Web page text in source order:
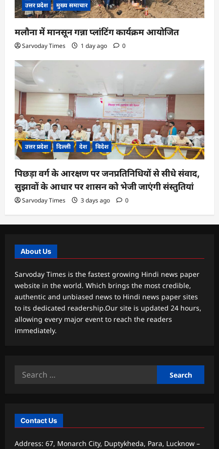
उत्तर प्रदेश मुख्य समाचार
मलौना में मानसून गन्ना प्लांटिंग कार्यक्रम आयोजित
Sarvoday Times 1 day ago 0
उत्तर प्रदेश दिल्ली देश विदेश
पिछड़ा वर्ग के आरक्षण पर जनप्रतिनिधियों से सीधे संवाद,
सुझावों के आधार पर शासन को भेजी जाएंगी संस्तुतियां
Sarvoday Times 3 days ago 0
About Us
Sarvoday Times is the fastest growing Hindi news paper
website in the world. Which brings the most credible,
authentic and unbiased news to Hindi news paper sites
to its dedicated readership.Our site is updated 24 hours,
allowing every major event to reach the readers
immediately.
Search
Contact Us
Address: 67, Monarch City, Duptykheda, Para, Lucknow –